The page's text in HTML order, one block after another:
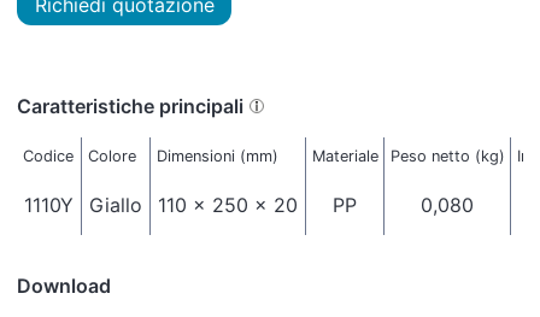
Richiedi quotazione
Caratteristiche principali
Codice Colore Dimensioni (mm) Materiale Peso netto (kg)
1110Y Giallo 110 x 250 x 20 PP 0,080
Download